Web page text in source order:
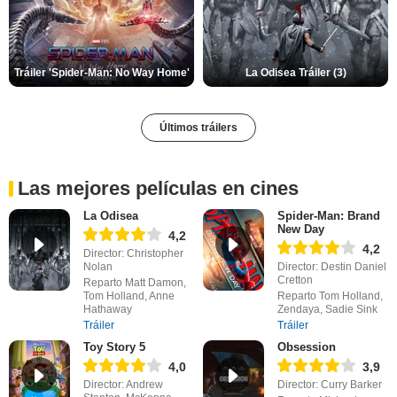
Tráiler 'Spider-Man: No Way Home' La Odisea Tráiler (3)
Últimos tráilers
Las mejores películas en cines
La Odisea
4,2
Director: Christopher
Nolan
Reparto Matt Damon,
Tom Holland, Anne
Hathaway
Tráiler
Spider-Man: Brand
New Day
4,2
Director: Destin Daniel
Cretton
Reparto Tom Holland,
Zendaya, Sadie Sink
Tráiler
Toy Story 5
4,0
Director: Andrew
Obsession
3,9
Director: Curry Barker